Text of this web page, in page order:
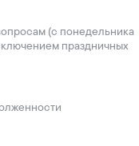
(с понедельника
праздничных